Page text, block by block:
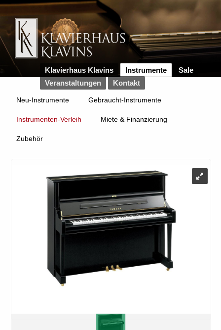
Klavierhaus Klavins Instrumente
Sale
Veranstaltungen
Kontakt
Neu-Instrumente Gebraucht-Instrumente
Instrumenten-Verleih Miete & Finanzierung
Zubehör